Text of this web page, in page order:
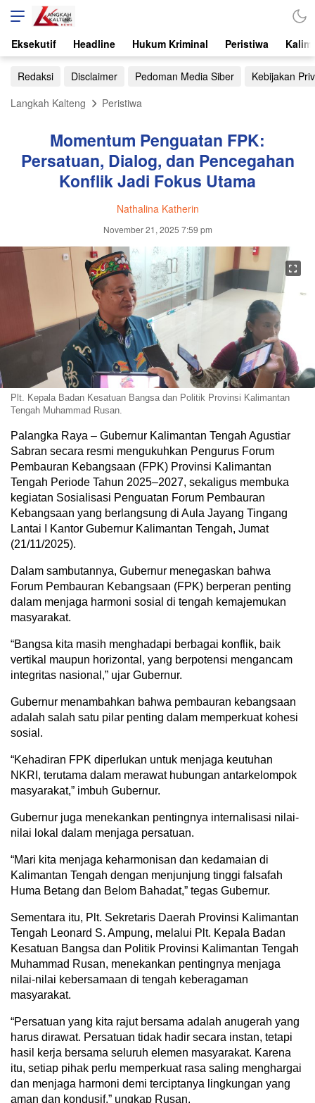
Eksekutif Headline Hukum Kriminal Peristiwa
Redaksi Disclaimer Pedoman Media Siber
Kebijakan
Langkah Kalteng
Peristiwa
Momentum Penguatan FPK:
Persatuan, Dialog, dan Pencegahan
Konflik Jadi Fokus Utama
Nathalina Katherin
November 21, 2025 7:59 pm
Plt. Kepala Badan Kesatuan Bangsa dan Politik Provinsi Kalimantan
Tengah Muhammad Rusan.
Palangka Raya – Gubernur Kalimantan Tengah Agustiar
Sabran secara resmi mengukuhkan Pengurus Forum
Pembauran Kebangsaan (FPK) Provinsi Kalimantan
Tengah Periode Tahun 2025–2027, sekaligus membuka
kegiatan Sosialisasi Penguatan Forum Pembauran
Kebangsaan yang berlangsung di Aula Jayang Tingang
Lantai I Kantor Gubernur Kalimantan Tengah, Jumat
(21/11/2025).
Dalam sambutannya, Gubernur menegaskan bahwa
Forum Pembauran Kebangsaan (FPK) berperan penting
dalam menjaga harmoni sosial di tengah kemajemukan
masyarakat.
“Bangsa kita masih menghadapi berbagai konflik, baik
vertikal maupun horizontal, yang berpotensi mengancam
integritas nasional,” ujar Gubernur.
Gubernur menambahkan bahwa pembauran kebangsaan
adalah salah satu pilar penting dalam memperkuat kohesi
sosial.
“Kehadiran FPK diperlukan untuk menjaga keutuhan
NKRI, terutama dalam merawat hubungan antarkelompok
masyarakat,” imbuh Gubernur.
Gubernur juga menekankan pentingnya internalisasi nilai-
nilai lokal dalam menjaga persatuan.
“Mari kita menjaga keharmonisan dan kedamaian di
Kalimantan Tengah dengan menjunjung tinggi falsafah
Huma Betang dan Belom Bahadat,” tegas Gubernur.
Sementara itu, Plt. Sekretaris Daerah Provinsi Kalimantan
Tengah Leonard S. Ampung, melalui Plt. Kepala Badan
Kesatuan Bangsa dan Politik Provinsi Kalimantan Tengah
Muhammad Rusan, menekankan pentingnya menjaga
nilai-nilai kebersamaan di tengah keberagaman
masyarakat.
“Persatuan yang kita rajut bersama adalah anugerah yang
harus dirawat. Persatuan tidak hadir secara instan, tetapi
hasil kerja bersama seluruh elemen masyarakat. Karena
itu, setiap pihak perlu memperkuat rasa saling menghargai
dan menjaga harmoni demi terciptanya lingkungan yang
aman dan kondusif,” ungkap Rusan.